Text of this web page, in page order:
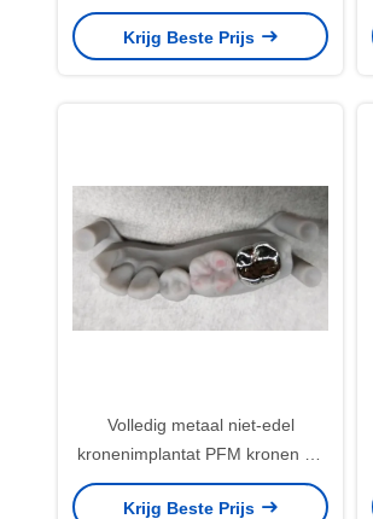
Tandheelkundige PFM
Krijg Beste Prijs
Volledig metaal niet-edel
kronenimplantat PFM kronen en
brug professionele
Krijg Beste Prijs